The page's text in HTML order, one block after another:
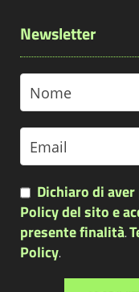
Newsletter
Dichiaro di
Policy del sito e
presente finalità.
Policy.